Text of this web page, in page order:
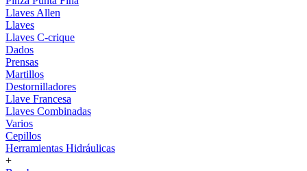
Llaves Allen
Llaves
Llaves C-crique
Dados
Prensas
Martillos
Destornilladores
Llave Francesa
Llaves Combinadas
Varios
Cepillos
Herramientas Hidráulicas
+